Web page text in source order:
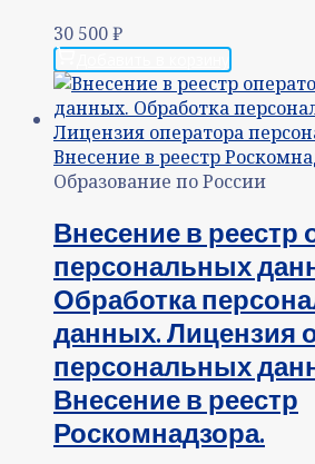
30 500₽
Образование по России
Внесение в реестр
персональных
Обработка
данных. Лицензия
персональных
Внесение в реестр
Роскомнадзора.